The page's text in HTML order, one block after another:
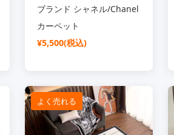
ブランド シャネル/Chanel
カーペット
¥5,500(税込)
よく売れる